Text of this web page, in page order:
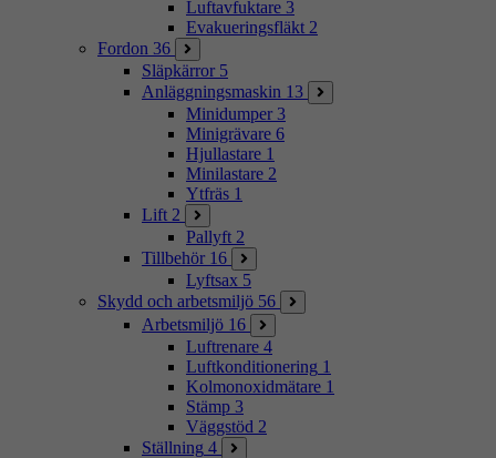
Luftavfuktare 3
Evakueringsfläkt 2
Fordon 36
Släpkärror 5
Anläggningsmaskin 13
Minidumper 3
Minigrävare 6
Hjullastare 1
Minilastare 2
Ytfräs 1
Lift 2
Pallyft 2
Tillbehör 16
Lyftsax 5
Skydd och arbetsmiljö 56
Arbetsmiljö 16
Luftrenare 4
Luftkonditionering 1
Kolmonoxidmätare 1
Stämp 3
Väggstöd 2
Ställning 4